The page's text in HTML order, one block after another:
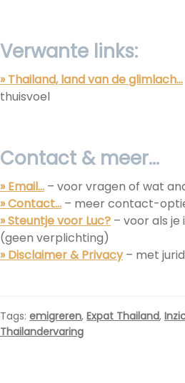
Verwante links:
» Thailand, land van de glimlach…
thuisvoel
Contact & meer…
» Email… – voor vragen of wat
» Contact… – meer contact-
»Steuntjevoor Luc? – voor als
(geen verplichting)
» Disclaimer & Privacy– met
Tags: emigreren, Expat Thailand,
Thailandervaring